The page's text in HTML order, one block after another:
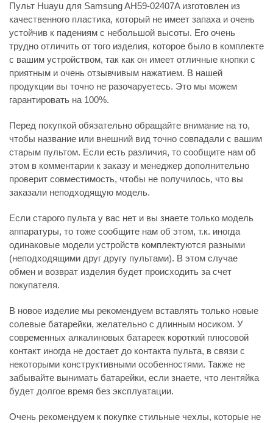
Пульт Huayu для Samsung AH59-02407A изготовлен из
качественного пластика, который не имеет запаха и очень
устойчив к падениям с небольшой высоты. Его очень
трудно отличить от того изделия, которое было в комплекте
с вашим устройством, так как он имеет отличные кнопки с
приятным и очень отзывчивым нажатием. В нашей
продукции вы точно не разочаруетесь. Это мы можем
гарантировать на 100%.
Перед покупкой обязательно обращайте внимание на то,
чтобы название или внешний вид точно совпадали с вашим
старым пультом. Если есть различия, то сообщите нам об
этом в комментарии к заказу и менеджер дополнительно
проверит совместимость, чтобы не получилось, что вы
заказали неподходящую модель.
Если старого пульта у вас нет и вы знаете только модель
аппаратуры, то тоже сообщите нам об этом, т.к. иногда
одинаковые модели устройств комплектуются разными
(неподходящими друг другу пультами). В этом случае
обмен и возврат изделия будет происходить за счет
покупателя.
В новое изделие мы рекомендуем вставлять только новые
солевые батарейки, желательно с длинным носиком. У
современных алкалиновых батареек короткий плюсовой
контакт иногда не достает до контакта пульта, в связи с
некоторыми конструктивными особенностями. Также не
забывайте вынимать батарейки, если знаете, что лентяйка
будет долгое время без эксплуатации.
Очень рекомендуем к покупке стильные чехлы, которые не